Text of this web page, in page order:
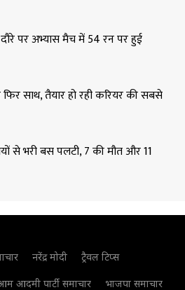
पर अभ्यास मैच में 54 रन पर हुई
साथ, तैयार हो रही करियर की सबसे
से भरी बस पलटी, 7 की मौत और 11
नरेंद्र मोदी
ट्रैवल टिप्स
आदमी पार्टी समाचार भाजपा समाचार